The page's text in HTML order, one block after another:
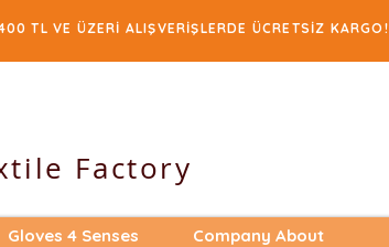
ALIŞVERİŞLERDE ÜCRETSİZ KARGO!
Factory
Gloves 4 Senses Company About